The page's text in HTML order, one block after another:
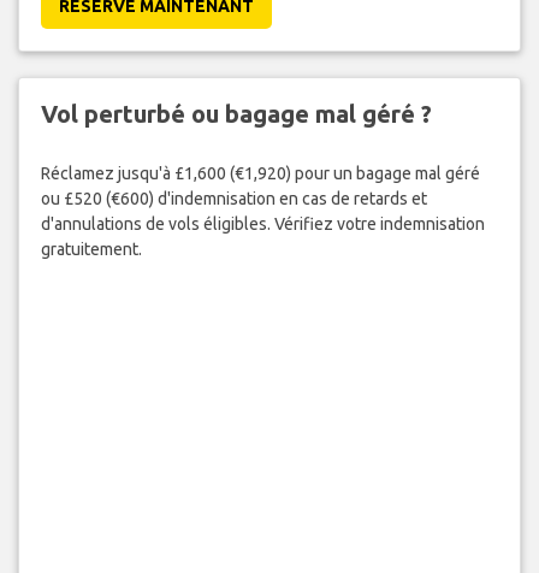
RESERVE MAINTENANT
Vol perturbé ou bagage mal géré ?
Réclamez jusqu'à £1,600 (€1,920) pour un bagage mal géré
ou £520 (€600) d'indemnisation en cas de retards et
d'annulations de vols éligibles. Vérifiez votre indemnisation
gratuitement.